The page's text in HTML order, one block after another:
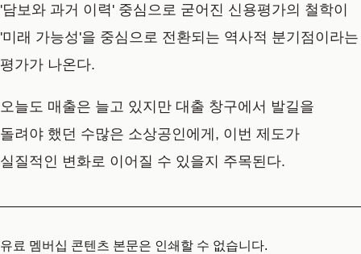
'담보와 과거 이력' 중심으로 굳어진 신용평가의 철학이
'미래 가능성'을 중심으로 전환되는 역사적 분기점이라는
평가가 나온다.
오늘도 매출은 늘고 있지만 대출 창구에서 발길을
돌려야 했던 수많은 소상공인에게, 이번 제도가
실질적인 변화로 이어질 수 있을지 주목된다.
유료 멤버십 콘텐츠 본문은 인쇄할 수 없습니다.